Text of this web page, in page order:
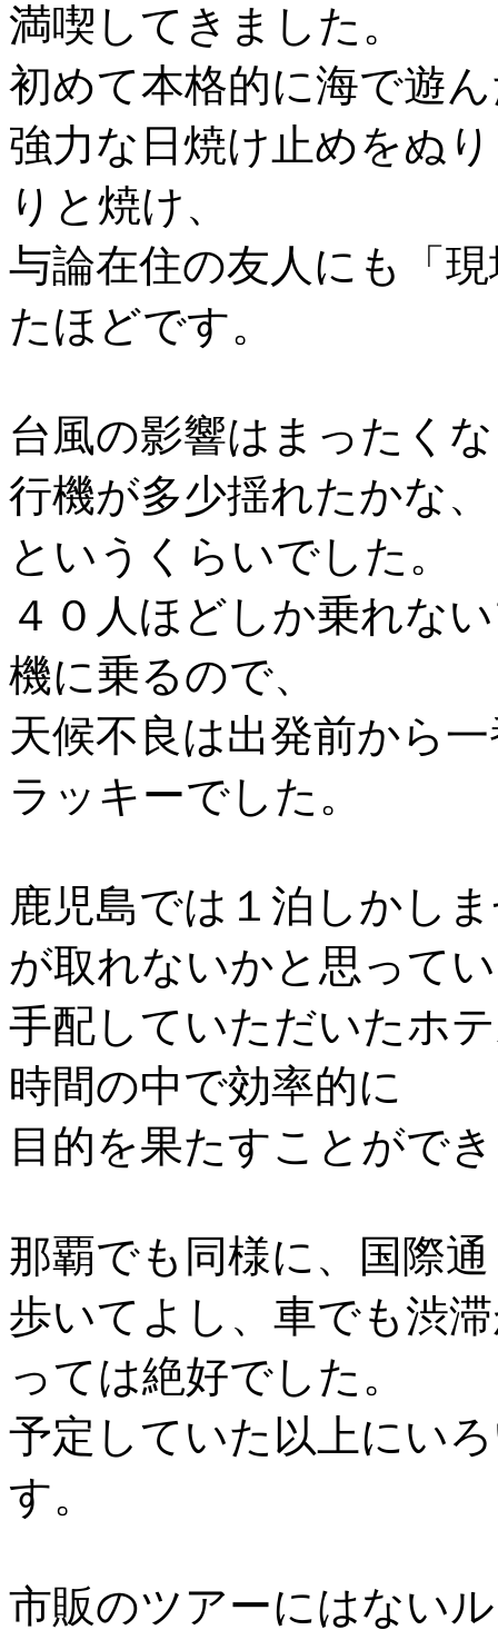
満喫してきました。
初めて本格的に海で遊
強力な日焼け止めをぬ
りと焼け、
与論在住の友人にも「
たほどです。
台風の影響はまったく
行機が多少揺れたかな、
というくらいでした。
４０人ほどしか乗れな
機に乗るので、
天候不良は出発前から
ラッキーでした。
鹿児島では１泊しかし
が取れないかと思って
手配していただいたホ
時間の中で効率的に
目的を果たすことがで
那覇でも同様に、国際
歩いてよし、車でも渋
っては絶好でした。
予定していた以上にい
す。
市販のツアーにはない